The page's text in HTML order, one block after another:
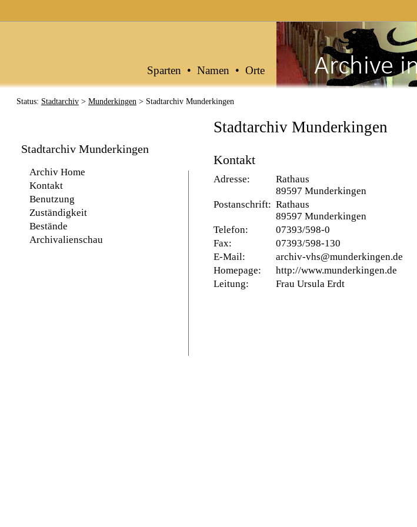
Sparten •Namen •Orte
Status: Stadtarchiv> Munderkingen> Stadtarchiv Munderkingen
Stadtarchiv Munderkingen
Archiv Home
Kontakt
Benutzung
Zuständigkeit
Bestände
Archivalienschau
Stadtarchiv Munderkingen
Kontakt
Adresse:
Rathaus
89597 Munderkingen
Postanschrift: Rathaus
89597 Munderkingen
Telefon:
07393/598-0
Fax:
07393/598-130
E-Mail:
archiv-vhs@munderkingen.de
Homepage:
http://www.munderkingen.de
Leitung:
Frau Ursula Erdt